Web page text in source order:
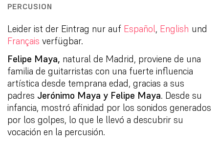
PERCUSION
Leider ist der Eintrag nur auf Español, English und
Français verfügbar.
Felipe Maya, natural de Madrid, proviene de una
familia de guitarristas con una fuerte influencia
artística desde temprana edad, gracias a sus
padres Jerónimo Maya y Felipe Maya. Desde su
infancia, mostró afinidad por los sonidos generados
por los golpes, lo que le llevó a descubrir su
vocación en la percusión.